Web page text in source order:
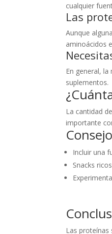
cualquier
Las
Aunque
aminoácidos
En general,
suplementos.
La cantidad
importante
Incluir una
Snacks
Las proteínas